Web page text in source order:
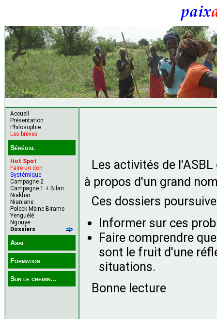
Accueil
Présentation
Philosophie
Les brèves
Sénégal
Hot Spot
Faire un don
Systémique
Campagne 2
Campagne 1 + Bilan
Niakhar
Nianiane
Poleck-Mbine Birame
Yenguélé
Ngouye
Dossiers
Asbl
Formation
Sur le chemin...
Les activités de
à propos d'un grand
Ces dossiers
Informer sur ces
Faire comprendre
sont le fruit d'une
situations.
Bonne lecture